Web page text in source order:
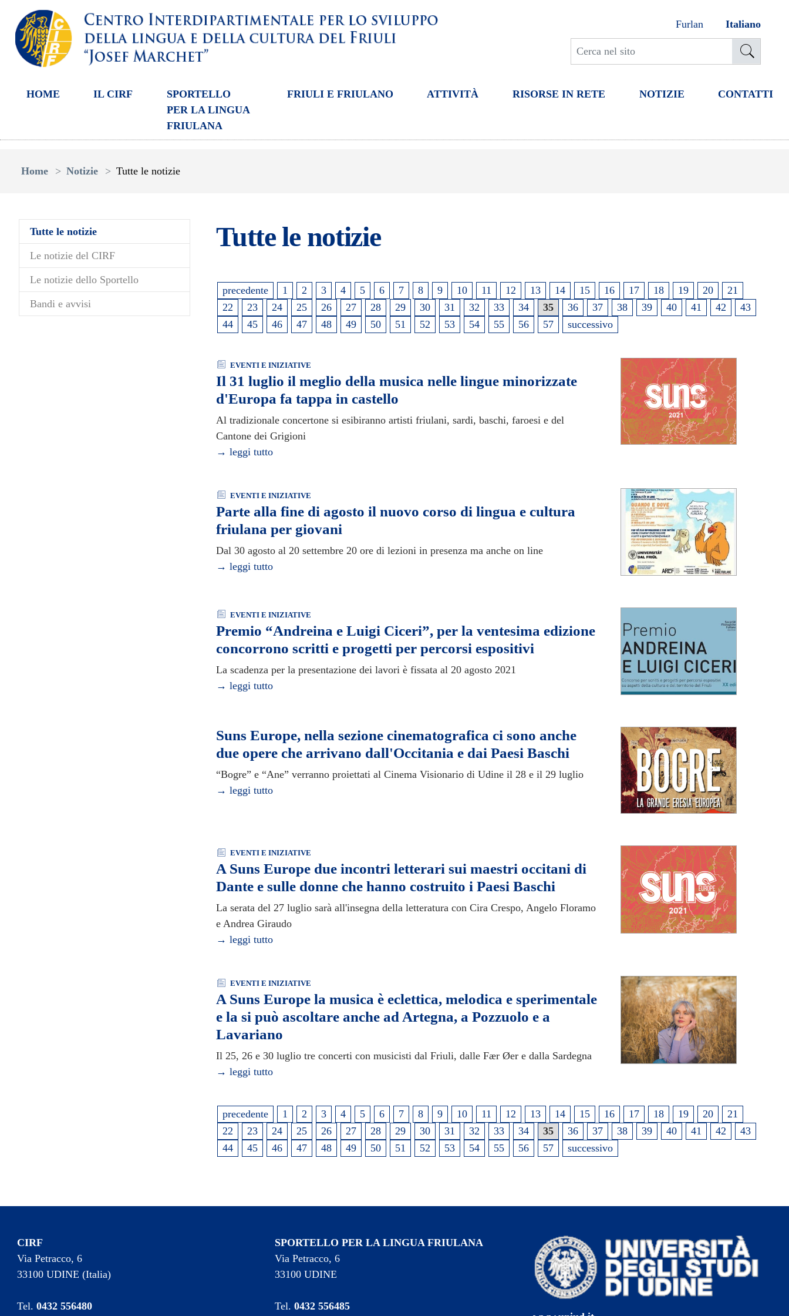
Furlan Italiano
HOME IL CIRF
SPORTELLO
PER LA LINGUA
FRIULANA
FRIULI E FRIULANO ATTIVITÀ RISORSE IN RETE NOTIZIE CONTATTI
Home
Notizie Tutte le notizie
Tutte le notizie(current)
Le notizie del CIRF
Le notizie dello Sportello
Bandi e avvisi
Tutte le notizie
precedente 1 2 3 4 5 6 7 8 9 10 11 12 13 14 15 16 17 18 19 20
21
22
23 24 25 26 27 28 29 30 31 32 33 34 35 36 37 38 39 40 41 42
43
44
45 46 47 48 49 50 51 52 53 54 55 56 57 successivo
EVENTI E INIZIATIVE
Il 31 luglio il meglio della musica nelle lingue minorizzate
d'Europa fa tappa in castello
Al tradizionale concertone si esibiranno artisti friulani, sardi, baschi, faroesi e del
Cantone dei Grigioni
→ leggi tutto
EVENTI E INIZIATIVE
Parte alla fine di agosto il nuovo corso di lingua e cultura
friulana per giovani
Dal 30 agosto al 20 settembre 20 ore di lezioni in presenza ma anche on line
→ leggi tutto
EVENTI E INIZIATIVE
Premio “Andreina e Luigi Ciceri”, per la ventesima edizione
concorrono scritti e progetti per percorsi espositivi
La scadenza per la presentazione dei lavori è fissata al 20 agosto 2021
→ leggi tutto
Suns Europe, nella sezione cinematografica ci sono anche
due opere che arrivano dall'Occitania e dai Paesi Baschi
“Bogre” e “Ane” verranno proiettati al Cinema Visionario di Udine il 28 e il 29 luglio
→ leggi tutto
EVENTI E INIZIATIVE
A Suns Europe due incontri letterari sui maestri occitani di
Dante e sulle donne che hanno costruito i Paesi Baschi
La serata del 27 luglio sarà all'insegna della letteratura con Cira Crespo, Angelo Floramo
e Andrea Giraudo
→ leggi tutto
EVENTI E INIZIATIVE
A Suns Europe la musica è eclettica, melodica e sperimentale
e la si può ascoltare anche ad Artegna, a Pozzuolo e a
Lavariano
Il 25, 26 e 30 luglio tre concerti con musicisti dal Friuli, dalle Fær Øer e dalla Sardegna
→ leggi tutto
precedente 1 2 3 4 5 6 7 8 9 10 11 12 13 14 15 16 17 18 19 20
21
22
23 24 25 26 27 28 29 30 31 32 33 34 35 36 37 38 39 40 41 42
43
44
45 46 47 48 49 50 51 52 53 54 55 56 57 successivo
CIRF
Via Petracco, 6
33100 UDINE (Italia)
Tel.0432 556480
SPORTELLO PER LA LINGUA FRIULANA
Via Petracco, 6
33100 UDINE
Tel.0432 556485